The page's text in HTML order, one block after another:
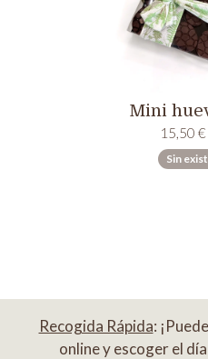
Mini
15,50 €
Sin
Recogida Rápida:
online y escoger el